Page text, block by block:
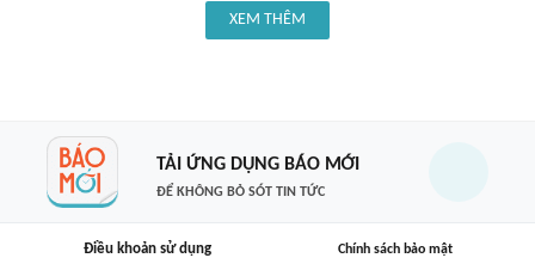
XEM THÊM
TẢI ỨNG DỤNG BÁO MỚI
ĐỂ KHÔNG BỎ SÓT TIN TỨC
Điều khoản sử dụng Chính sách bảo mật